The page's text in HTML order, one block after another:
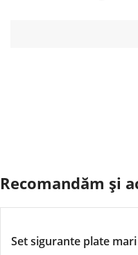
Recomandăm și
Set sigurante plate mari